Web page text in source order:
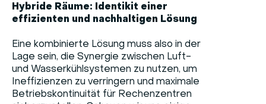
Hybride Räume: Identikit einer
effizienten und nachhaltigen Lösung
Eine kombinierte Lösung muss also in der
Lage sein, die Synergie zwischen Luft-
und Wasserkühlsystemen zu nutzen, um
Ineffizienzen zu verringern und maximale
Betriebskontinuität für Rechenzentren